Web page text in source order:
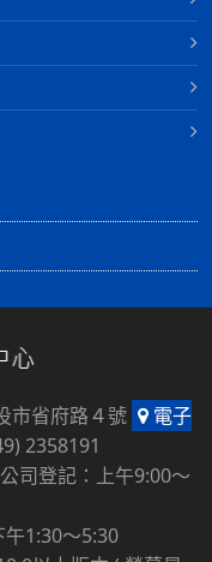
市省府路４號
電子
2358191
司登記：上午9:00～
1:30～5:30